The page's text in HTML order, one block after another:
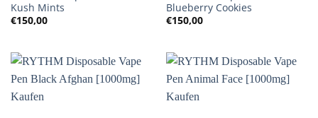
Kush Mints
€150,00
Blueberry Cookies
€150,00